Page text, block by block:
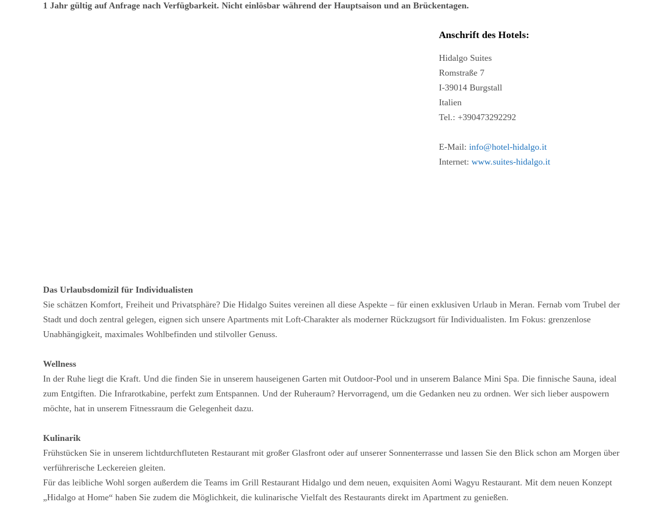
1 Jahr gültig auf Anfrage nach Verfügbarkeit. Nicht einlösbar während der Hauptsaison und an Brückentagen.
Anschrift des Hotels:
Hidalgo Suites
Romstraße 7
I-39014 Burgstall
Italien
Tel.: +390473292292
E-Mail: info@hotel-hidalgo.it
Internet: www.suites-hidalgo.it
Das Urlaubsdomizil für Individualisten
Sie schätzen Komfort, Freiheit und Privatsphäre? Die Hidalgo Suites vereinen all diese Aspekte – für einen exklusiven Urlaub in Meran. Fernab vom Trubel der
Stadt und doch zentral gelegen, eignen sich unsere Apartments mit Loft-Charakter als moderner Rückzugsort für Individualisten. Im Fokus: grenzenlose
Unabhängigkeit, maximales Wohlbefinden und stilvoller Genuss.
Wellness
In der Ruhe liegt die Kraft. Und die finden Sie in unserem hauseigenen Garten mit Outdoor-Pool und in unserem Balance Mini Spa. Die finnische Sauna, ideal
zum Entgiften. Die Infrarotkabine, perfekt zum Entspannen. Und der Ruheraum? Hervorragend, um die Gedanken neu zu ordnen. Wer sich lieber auspowern
möchte, hat in unserem Fitnessraum die Gelegenheit dazu.
Kulinarik
Frühstücken Sie in unserem lichtdurchfluteten Restaurant mit großer Glasfront oder auf unserer Sonnenterrasse und lassen Sie den Blick schon am Morgen über
verführerische Leckereien gleiten.
Für das leibliche Wohl sorgen außerdem die Teams im Grill Restaurant Hidalgo und dem neuen, exquisiten Aomi Wagyu Restaurant. Mit dem neuen Konzept
„Hidalgo at Home“ haben Sie zudem die Möglichkeit, die kulinarische Vielfalt des Restaurants direkt im Apartment zu genießen.